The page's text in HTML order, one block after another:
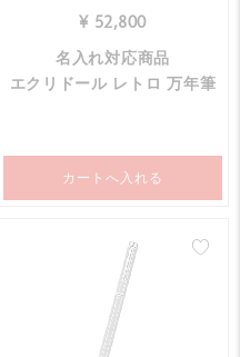
¥ 52,800
名入れ対応商品
エクリドール レトロ 万年筆
カートへ入れる